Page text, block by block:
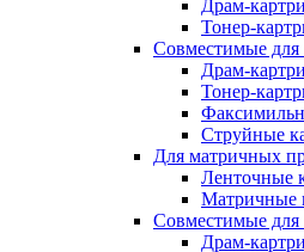
Драм-
Тонер-
Совместимые для
Драм-
Тонер-
Струйные
Для матричных
Ленточные
Матричные
Совместимые
Драм-